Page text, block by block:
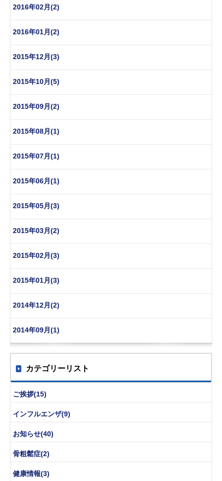
2016年02月(2)
2016年01月(2)
2015年12月(3)
2015年10月(5)
2015年09月(2)
2015年08月(1)
2015年07月(1)
2015年06月(1)
2015年05月(3)
2015年03月(2)
2015年02月(3)
2015年01月(3)
2014年12月(2)
2014年09月(1)
カテゴリーリスト
ご挨拶(15)
インフルエンザ(9)
お知らせ(40)
骨粗鬆症(2)
健康情報(3)